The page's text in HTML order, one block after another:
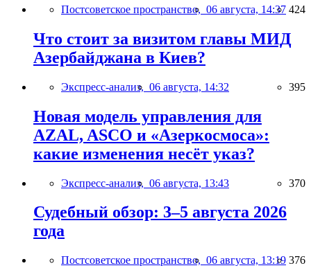
Постсоветское пространство, 06 августа, 14:37 424
Что стоит за визитом главы МИД
Азербайджана в Киев?
Экспресс-анализ, 06 августа, 14:32 395
Новая модель управления для
AZAL, ASCO и «Азеркосмоса»:
какие изменения несёт указ?
Экспресс-анализ, 06 августа, 13:43 370
Судебный обзор: 3–5 августа 2026
года
Постсоветское пространство, 06 августа, 13:19 376